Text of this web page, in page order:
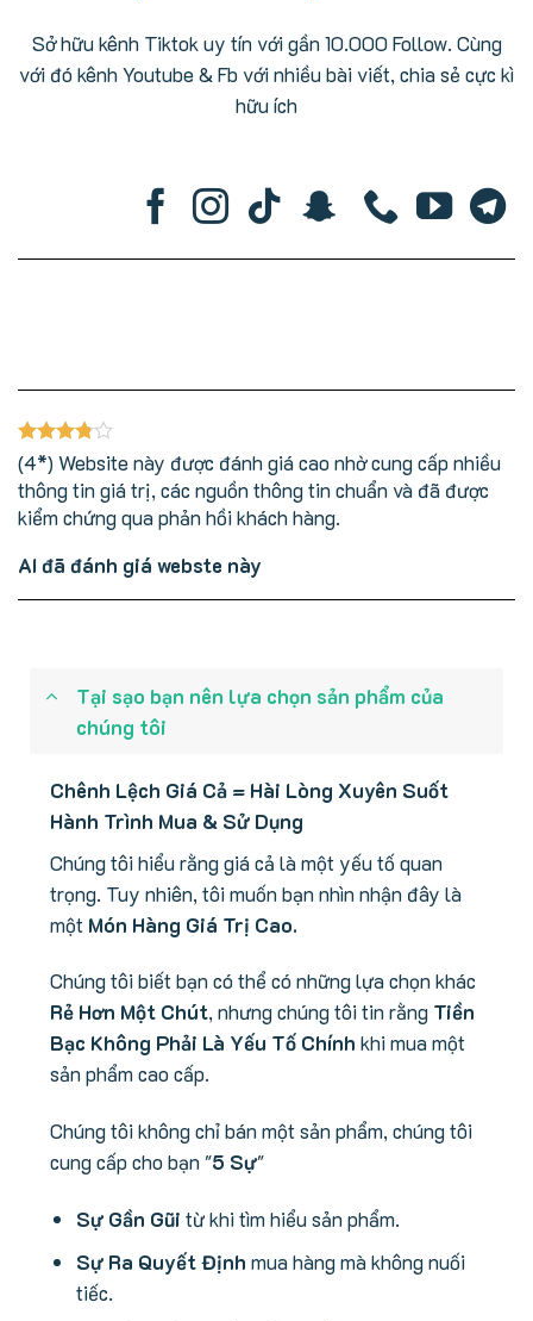
Sở hữu kênh Tiktok uy tín với gần 10.000 Follow. Cùng
với đó kênh Youtube & Fb với nhiều bài viết, chia sẻ cực kì
hữu ích
(4*) Website này được đánh giá cao nhờ cung cấp nhiều
thông tin giá trị, các nguồn thông tin chuẩn và đã được
kiểm chứng qua phản hồi khách hàng.
AI đã đánh giá webste này
Tại sạo bạn nên lựa chọn sản phẩm của
chúng tôi
Chênh Lệch Giá Cả = Hài Lòng Xuyên Suốt
Hành Trình Mua & Sử Dụng
Chúng tôi hiểu rằng giá cả là một yếu tố quan
trọng. Tuy nhiên, tôi muốn bạn nhìn nhận đây là
một Món Hàng Giá Trị Cao.
Chúng tôi biết bạn có thể có những lựa chọn khác
Rẻ Hơn Một Chút, nhưng chúng tôi tin rằng Tiền
Bạc Không Phải Là Yếu Tố Chính khi mua một
sản phẩm cao cấp.
Chúng tôi không chỉ bán một sản phẩm, chúng tôi
cung cấp cho bạn "5 Sự"
Sự Gần Gũi từ khi tìm hiểu sản phẩm.
Sự Ra Quyết Định mua hàng mà không nuối
tiếc.